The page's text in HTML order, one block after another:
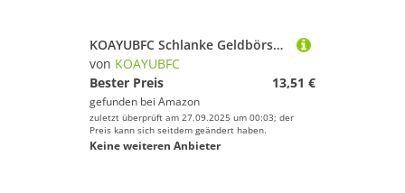
KOAYUBFC Schlanke Geldbörse, kompakt, faltbar, Himmelslabyrinth-Leder, minimalistische Brieftaschen für Herren, mit Kreditkartenfach, Leder-Münzfach, Ausweisfenster, Unisex
von KOAYUBFC
Bester Preis
13,51 €
gefunden bei Amazon
zuletzt überprüft am 27.09.2025 um 00:03; der
Preis kann sich seitdem geändert haben.
Keine weiteren Anbieter